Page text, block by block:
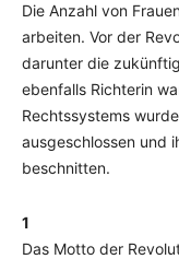
Die Anzahl von
arbeiten. Vor der
darunter die
ebenfalls Richterin
Rechtssystems
ausgeschlossen und
beschnitten.
1
Das Motto der